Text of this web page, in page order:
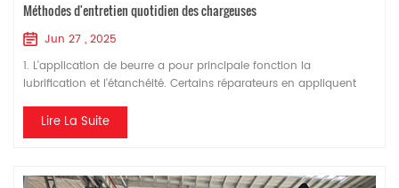
Méthodes d'entretien quotidien des chargeuses
Jun 27 , 2025
1. L'application de beurre a pour principale fonction la
lubrification et l'étanchéité. Certains réparateurs en appliquent
améliorer l'étanchéité du moteur diesel. Or, c'est une erreur. En
effet, si du beurre est appliqué sur le joint de cylindre, une partie
serrage des...
Lire La Suite